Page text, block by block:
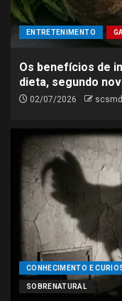
ENTRETENIMENTO
Os benefícios de
dieta, segundo
02/07/2026
CONHECIMENTO E
SOBRENATURAL